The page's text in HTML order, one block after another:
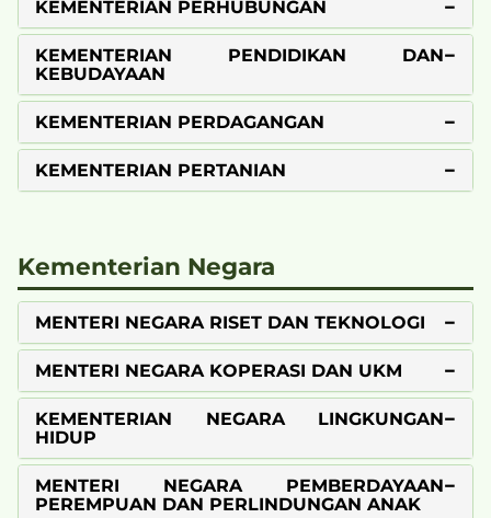
KEMENTERIAN PERHUBUNGAN
KEMENTERIAN PENDIDIKAN DAN
KEBUDAYAAN
KEMENTERIAN PERDAGANGAN
KEMENTERIAN PERTANIAN
Kementerian Negara
MENTERI NEGARA RISET DAN TEKNOLOGI
MENTERI NEGARA KOPERASI DAN UKM
KEMENTERIAN NEGARA LINGKUNGAN
HIDUP
MENTERI NEGARA PEMBERDAYAAN
PEREMPUAN DAN PERLINDUNGAN ANAK